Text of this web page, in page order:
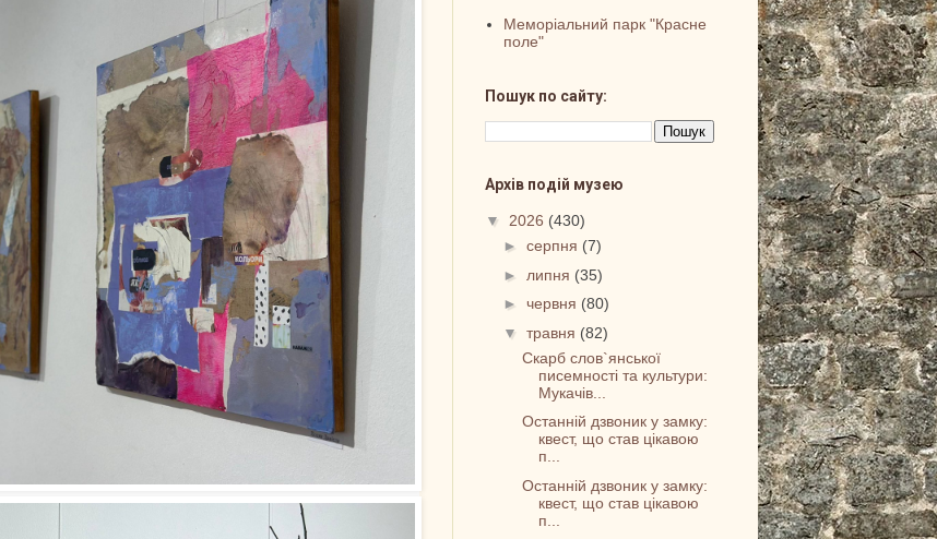
Меморіальний парк "Красне
поле"
Пошук по сайту:
Архів подій музею
▼ 2026 (430)
►серпня (7)
► липня (35)
►червня (80)
▼травня (82)
Скарб слов`янської
писемності та культури:
Мукачів...
Останній дзвоник у замку:
квест, що став цікавою
п...
Останній дзвоник у замку:
квест, що став цікавою
п...